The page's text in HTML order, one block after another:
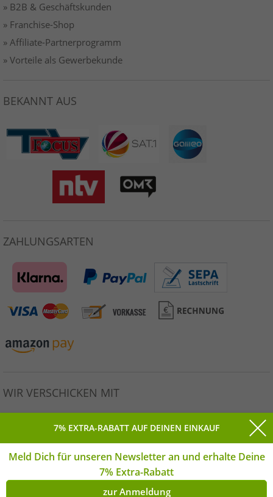
» B2B & Geschäftskunden
» Franchise-Shop
» Affiliate-Partnerprogramm
» Vorteile als Gewerbekunde
BEKANNT AUS
ZAHLUNGSARTEN
WIR VERSCHICKEN MIT
Alle Preise inkl. gesetzlicher MwSt. * Unverbindliche
Preisempfehlung des Herstellers. | © Copyright 2026
Outlet46.de GmbH Alle Rechte vorbehalten. | **Montag-
7% EXTRA-RABATT AUF DEINEN EINKAUF
Meld Dich für unseren Newsletter an und erhalte Deine
7% Extra-Rabatt
zur Anmeldung